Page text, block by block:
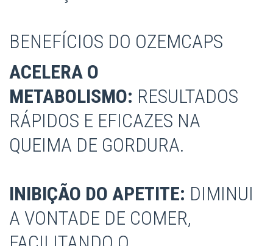
BENEFÍCIOS DO OZEMCAPS
ACELERA O
METABOLISMO: RESULTADOS
RÁPIDOS E EFICAZES NA
QUEIMA DE GORDURA.
INIBIÇÃO DO APETITE: DIMINUI
A VONTADE DE COMER,